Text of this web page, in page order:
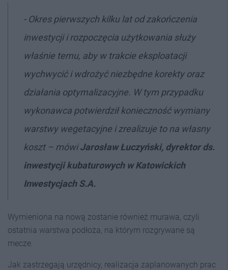
- Okres pierwszych kilku lat od zakończenia
inwestycji i rozpoczęcia użytkowania służy
właśnie temu, aby w trakcie eksploatacji
wychwycić i wdrożyć niezbędne korekty oraz
działania optymalizacyjne. W tym przypadku
wykonawca potwierdził konieczność wymiany
warstwy wegetacyjne i zrealizuje to na własny
koszt – mówiJarosław Łuczyński, dyrektor ds.
inwestycji kubaturowych w Katowickich
Inwestycjach S.A.
Wymieniona na nową zostanie również murawa, czyli
ostatnia warstwa podłoża, na którym rozgrywane są
mecze.
Jak zastrzegają urzędnicy, realizacja zaplanowanych prac